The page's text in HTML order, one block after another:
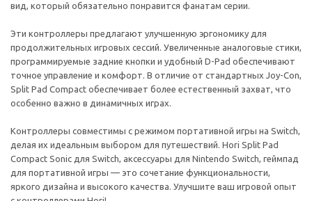
вид, который обязательно понравится фанатам серии.
Эти контроллеры предлагают улучшенную эргономику для
продолжительных игровых сессий. Увеличенные аналоговые стики,
программируемые задние кнопки и удобный D-Pad обеспечивают
точное управление и комфорт. В отличие от стандартных Joy-Con,
Split Pad Compact обеспечивает более естественный захват, что
особенно важно в динамичных играх.
Контроллеры совместимы с режимом портативной игры на Switch,
делая их идеальным выбором для путешествий. Hori Split Pad
Compact Sonic для Switch, аксессуары для Nintendo Switch, геймпад
для портативной игры — это сочетание функциональности,
яркого дизайна и высокого качества. Улучшите ваш игровой опыт